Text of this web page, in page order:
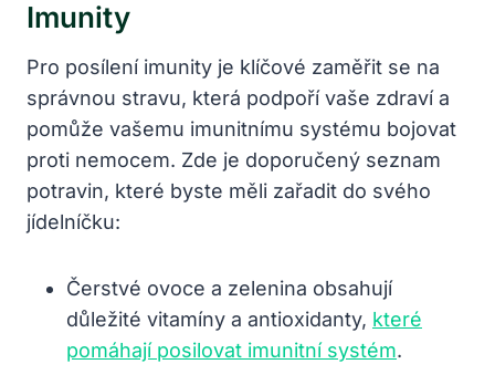
Imunity
Pro posílení imunity je klíčové zaměřit se na
správnou stravu, která podpoří vaše zdraví a
pomůže vašemu imunitnímu systému bojovat
proti nemocem. Zde je doporučený seznam
potravin, které byste měli zařadit do svého
jídelníčku:
Čerstvé ovoce a zelenina obsahují
důležité vitamíny a antioxidanty, které
pomáhají posilovat imunitní systém.